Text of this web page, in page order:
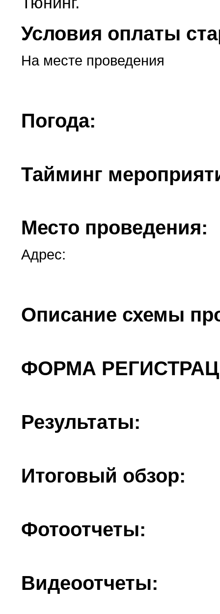
Условия оплаты
На месте проведения
Погода:
Тайминг
Место проведения:
Адрес:
Описание схемы
ФОРМА
Результаты:
Итоговый обзор:
Фотоотчеты:
Видеоотчеты: